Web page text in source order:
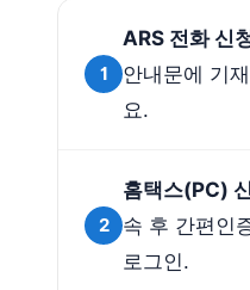
1
ARS 전화 신
안내문에 기
요.
2
홈택스(PC)
속 후 간편인
로그인.